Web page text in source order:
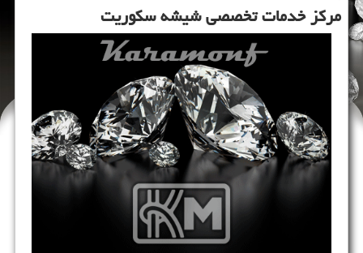
مركز خدمات تخصصی شیشه سكوریت